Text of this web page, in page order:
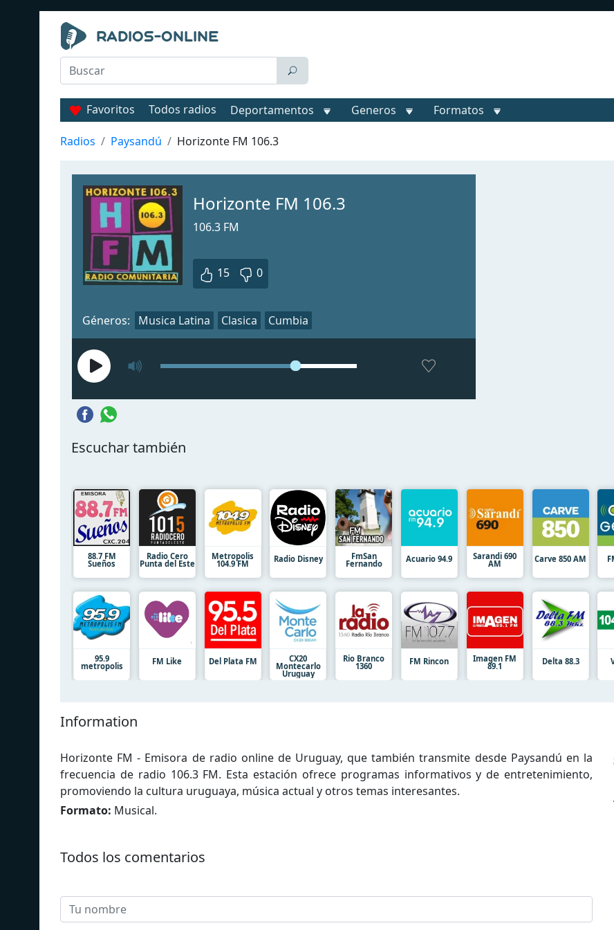
Favoritos Todos radios Deportamentos Generos Formatos
Radios Paysandú Horizonte FM 106.3
Horizonte FM 106.3
106.3 FM
15 0
Géneros: Musica Latina Clasica Cumbia
Escuchar también
88.7 FM
Sueños
Radio Cero
Punta del Este
Metropolis
104.9 FM Radio Disney FmSan
Fernando Acuario 94.9 Sarandi 690
AM Carve 850 AM
95.9
metropolis FM Like Del Plata FM CX20
Montecarlo
Uruguay
Rio Branco
1360 FM Rincon Imagen FM
89.1 Delta 88.3
Information
Horizonte FM - Emisora de radio online de Uruguay, que también transmite desde Paysandú en la
frecuencia de radio 106.3 FM. Esta estación ofrece programas informativos y de entretenimiento,
promoviendo la cultura uruguaya, música actual y otros temas interesantes.
Formato: Musical.
Todos los comentarios